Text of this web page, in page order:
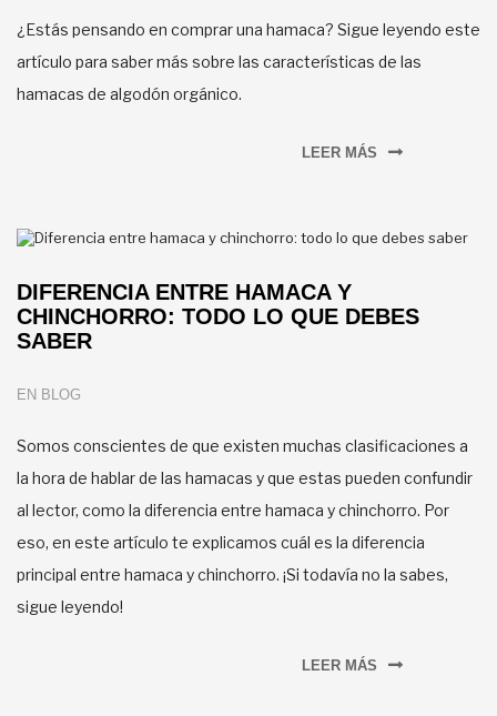
¿Estás pensando en comprar una hamaca? Sigue leyendo este
artículo para saber más sobre las características de las
hamacas de algodón orgánico.
LEER MÁS
DIFERENCIA ENTRE HAMACA Y
CHINCHORRO: TODO LO QUE DEBES
SABER
EN BLOG
Somos conscientes de que existen muchas clasificaciones a
la hora de hablar de las hamacas y que estas pueden confundir
al lector, como la diferencia entre hamaca y chinchorro. Por
eso, en este artículo te explicamos cuál es la diferencia
principal entre hamaca y chinchorro. ¡Si todavía no la sabes,
sigue leyendo!
LEER MÁS